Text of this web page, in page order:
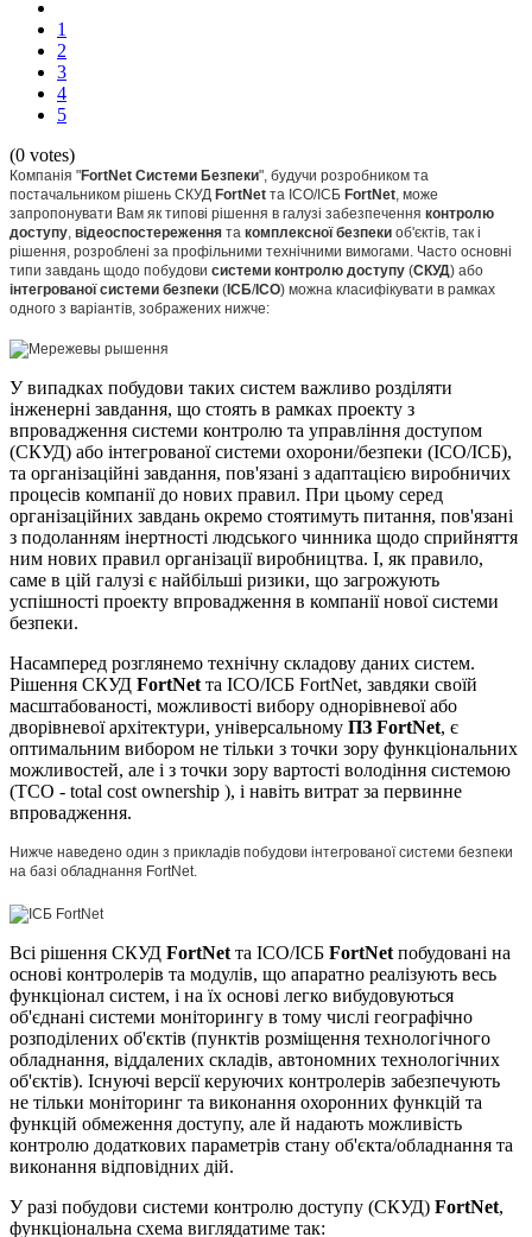
1
2
3
4
5
(0 votes)
Компанія "FortNet Системи Безпеки", будучи розробником та
постачальником рішень СКУД FortNet та ІСО/ІСБ FortNet, може
запропонувати Вам як типові рішення в галузі забезпечення контролю
доступу, відеоспостереження та комплексної безпеки об'єктів, так і
рішення, розроблені за профільними технічними вимогами. Часто основні
типи завдань щодо побудови системи контролю доступу (СКУД) або
інтегрованої системи безпеки (ІСБ/ІСО) можна класифікувати в рамках
одного з варіантів, зображених нижче:
У випадках побудови таких систем важливо розділяти
інженерні завдання, що стоять в рамках проекту з
впровадження системи контролю та управління доступом
(СКУД) або інтегрованої системи охорони/безпеки (ІСО/ІСБ),
та організаційні завдання, пов'язані з адаптацією виробничих
процесів компанії до нових правил. При цьому серед
організаційних завдань окремо стоятимуть питання, пов'язані
з подоланням інертності людського чинника щодо сприйняття
ним нових правил організації виробництва. І, як правило,
саме в цій галузі є найбільші ризики, що загрожують
успішності проекту впровадження в компанії нової системи
безпеки.
Насамперед розглянемо технічну складову даних систем.
Рішення СКУД FortNet та ІСО/ІСБ FortNet, завдяки своїй
масштабованості, можливості вибору однорівневої або
дворівневої архітектури, універсальному ПЗ FortNet, є
оптимальним вибором не тільки з точки зору функціональних
можливостей, але і з точки зору вартості володіння системою
(ТСО - total cost ownership ), і навіть витрат за первинне
впровадження.
Нижче наведено один з прикладів побудови інтегрованої системи безпеки
на базі обладнання FortNet.
Всі рішення СКУД FortNet та ІСО/ІСБ FortNet побудовані на
основі контролерів та модулів, що апаратно реалізують весь
функціонал систем, і на їх основі легко вибудовуються
об'єднані системи моніторингу в тому числі географічно
розподілених об'єктів (пунктів розміщення технологічного
обладнання, віддалених складів, автономних технологічних
об'єктів). Існуючі версії керуючих контролерів забезпечують
не тільки моніторинг та виконання охоронних функцій та
функцій обмеження доступу, але й надають можливість
контролю додаткових параметрів стану об'єкта/обладнання та
виконання відповідних дій.
У разі побудови системи контролю доступу (СКУД) FortNet,
функціональна схема виглядатиме так: